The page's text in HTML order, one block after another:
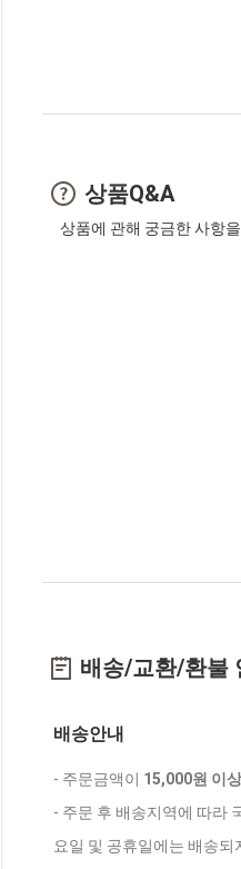
상품Q&A
상품에 관해 궁금한 사항
배송/교환/환불
배송안내
- 주문금액이 15,000원 이상
- 주문 후 배송지역에 따라
요일 및 공휴일에는 배송되